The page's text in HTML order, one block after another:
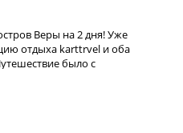
Веры на 2 дня! Уже
отдыха karttrvel и оба
было с
к выбору тура подходили
спасибо за помощь во
быстрое оформление